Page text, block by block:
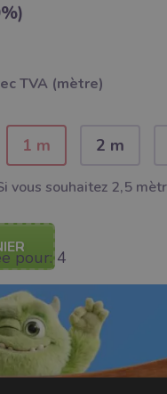
TVA (mètre)
1 m 2 m
vous souhaitez 2,5
Commander un
pour:4